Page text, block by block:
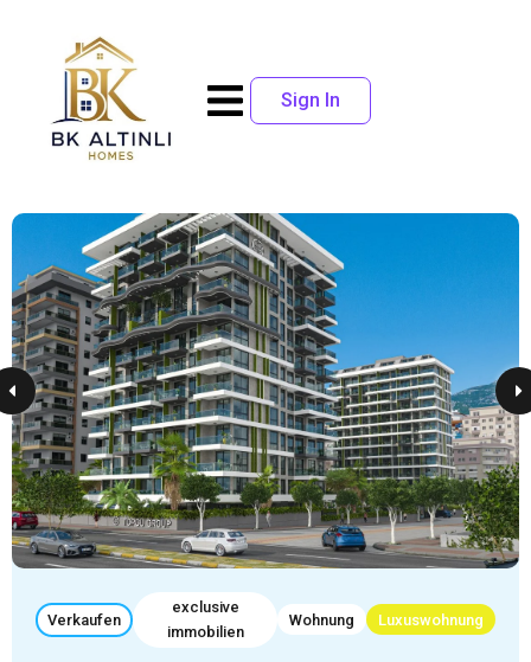
Sign In
Verkaufen
exclusive
immobilien
Wohnung Luxuswohnung